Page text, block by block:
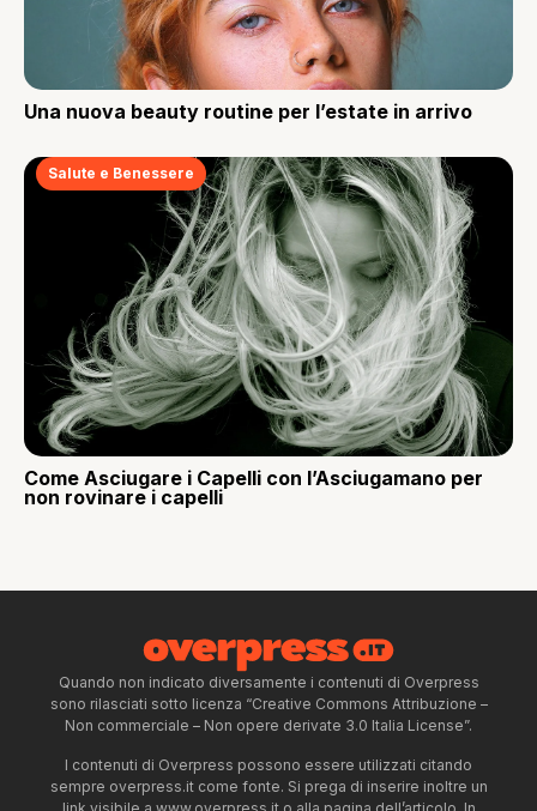
Una nuova beauty routine per l’estate in arrivo
Salute e Benessere
Come Asciugare i Capelli con l’Asciugamano per
non rovinare i capelli
Quando non indicato diversamente i contenuti di Overpress
sono rilasciati sotto licenza “Creative Commons Attribuzione –
Non commerciale – Non opere derivate 3.0 Italia License”.
I contenuti di Overpress possono essere utilizzati citando
sempre overpress.it come fonte. Si prega di inserire inoltre un